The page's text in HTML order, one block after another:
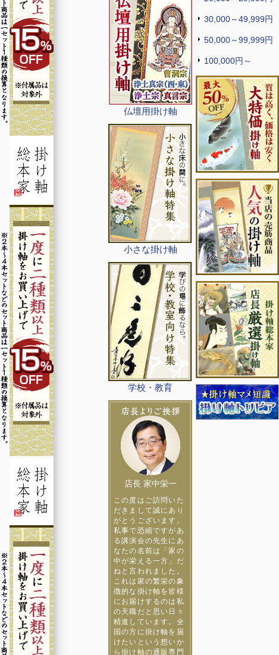
仏壇用掛け軸
小さな掛け軸
学校・教育
店長 家中栄一
この度はご訪問いた
だきまして誠にあり
がとうございます。
私事で恐縮ですがあ
る講演会の先生にあ
なたの名前は「家の
中が栄える一方」だ
ねと言われました。
これは家の繁栄の象
徴的な掛け軸を皆様
にお届けするのは私
の天職だと思い日々
精進しています。全
国の方に掛け軸を届
けたいという想いか
ら掛け軸の通販専門
30,000～49,999円
50,000～99,999円
100,000円～